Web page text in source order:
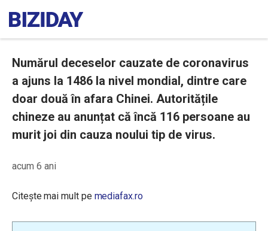
Numărul deceselor cauzate de coronavirus
a ajuns la 1486 la nivel mondial, dintre care
doar două în afara Chinei. Autoritățile
chineze au anunțat că încă 116 persoane au
murit joi din cauza noului tip de virus.
acum 6 ani
Citește mai mult pe mediafax.ro